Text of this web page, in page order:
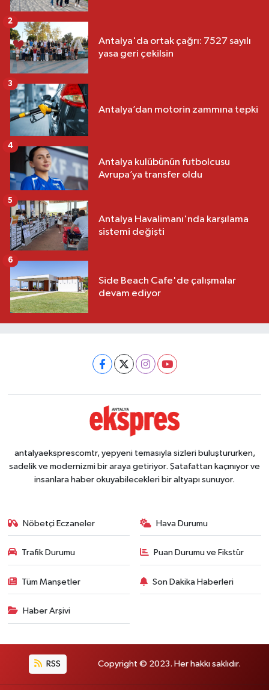
Antalya'da ortak çağrı: 7527 sayılı
yasa geri çekilsin
2
Antalya’dan motorin zammına tepki
3
Antalya kulübünün futbolcusu
Avrupa’ya transfer oldu
4
Antalya Havalimanı'nda karşılama
sistemi değişti
5
Side Beach Cafe'de çalışmalar
devam ediyor
6
antalyaeksprescomtr, yepyeni temasıyla sizleri buluştururken,
sadelik ve modernizmi bir araya getiriyor. Şatafattan kaçınıyor ve
insanlara haber okuyabilecekleri bir altyapı sunuyor.
Nöbetçi Eczaneler Hava Durumu
Trafik Durumu Puan Durumu ve Fikstür
Tüm Manşetler Son Dakika Haberleri
Haber Arşivi
RSS Copyright © 2023. Her hakkı saklıdır.